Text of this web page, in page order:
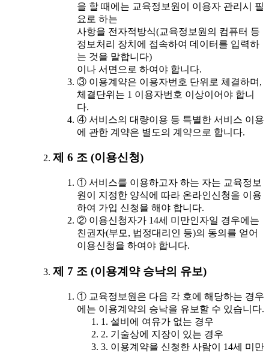
을 할 때에는 교육정보원이 이용자 관리시 필
요로 하는
사항을 전자적방식(교육정보원의 컴퓨터 등
정보처리 장치에 접속하여 데이터를 입력하
는 것을 말합니다)
이나 서면으로 하여야 합니다.
③ 이용계약은 이용자번호 단위로 체결하며,
체결단위는 1 이용자번호 이상이어야 합니
다.
④ 서비스의 대량이용 등 특별한 서비스 이용
에 관한 계약은 별도의 계약으로 합니다.
제 6 조 (이용신청)
① 서비스를 이용하고자 하는 자는 교육정보
원이 지정한 양식에 따라 온라인신청을 이용
하여 가입 신청을 해야 합니다.
② 이용신청자가 14세 미만인자일 경우에는
친권자(부모, 법정대리인 등)의 동의를 얻어
이용신청을 하여야 합니다.
제 7 조 (이용계약 승낙의 유보)
① 교육정보원은 다음 각 호에 해당하는 경우
에는 이용계약의 승낙을 유보할 수 있습니다.
1. 설비에 여유가 없는 경우
2. 기술상에 지장이 있는 경우
3. 이용계약을 신청한 사람이 14세 미만